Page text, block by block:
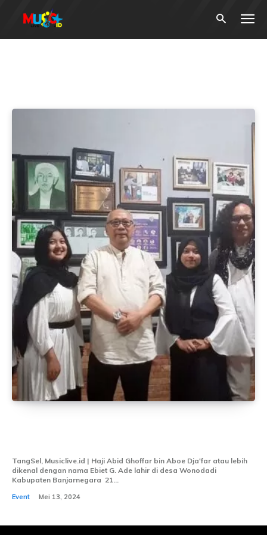
Tag:Komunitas Members
TangSel, Musiclive.id | Haji Abid Ghoffar bin Aboe Dja'far atau lebih
dikenal dengan nama Ebiet G. Ade lahir di desa Wonodadi
Kabupaten Banjarnegara 21...
Event Mei 13, 2024